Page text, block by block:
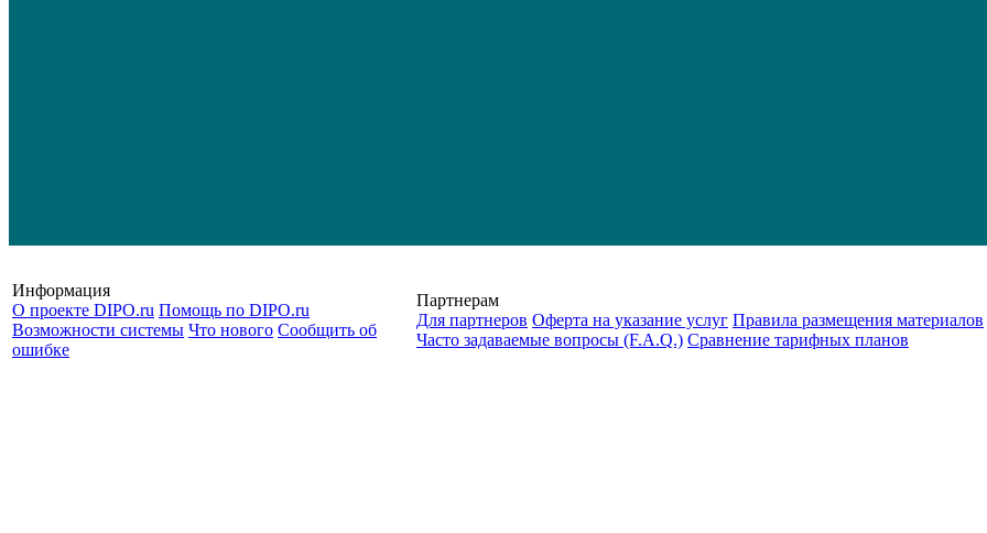
Информация
О проекте DIPO.ru Помощь по DIPO.ru
Возможности системы Что нового Сообщить об
ошибке
Партнерам
Для партнеров Оферта на указание услуг Правила размещения материалов
Часто задаваемые вопросы (F.A.Q.) Cравнение тарифных планов